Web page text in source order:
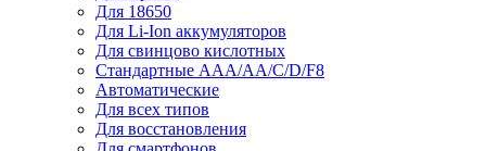
Для 18650
Для Li-Ion аккумуляторов
Для свинцово кислотных
Стандартные ААА/АА/С/D/F8
Автоматические
Для всех типов
Для восстановления